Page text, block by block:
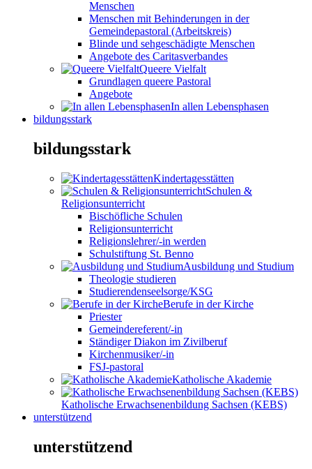
Menschen
Menschen mit Behinderungen in der
Gemeindepastoral (Arbeitskreis)
Blinde und sehgeschädigte Menschen
Angebote des Caritasverbandes
Queere Vielfalt
Grundlagen queere Pastoral
Angebote
In allen Lebensphasen
bildungsstark
bildungsstark
Kindertagesstätten
Schulen &
Religionsunterricht
Bischöfliche Schulen
Religionsunterricht
Religionslehrer/-in werden
Schulstiftung St. Benno
Ausbildung und Studium
Theologie studieren
Studierendenseelsorge/KSG
Berufe in der Kirche
Priester
Gemeindereferent/-in
Ständiger Diakon im Zivilberuf
Kirchenmusiker/-in
FSJ-pastoral
Katholische Akademie
Katholische Erwachsenenbildung Sachsen (KEBS)
unterstützend
unterstützend